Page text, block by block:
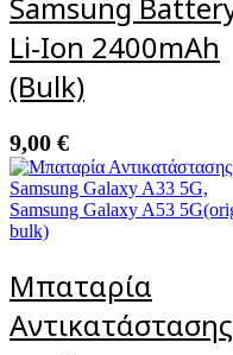
Li-Ion 2400mAh
(Bulk)
9,00 €
Μπαταρία
Αντικατάστασης